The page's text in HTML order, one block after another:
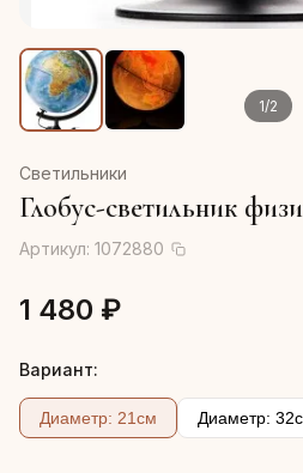
1/2
Светильники
Глобус-светильник
Артикул: 1072880
1 480 ₽
Вариант:
Диаметр: 21см Диаметр: